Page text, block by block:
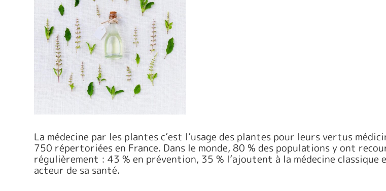
La médecine par les plantes c’est l’usage des plantes pour leurs vertus
750 répertoriées en France. Dans le monde, 80 % des populations y ont
régulièrement : 43 % en prévention, 35 % l’ajoutent à la médecine
acteur de sa santé.